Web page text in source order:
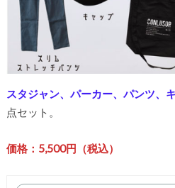
スタジャン、パーカー、パンツ、
点セット。
価格：5,500円（税込）